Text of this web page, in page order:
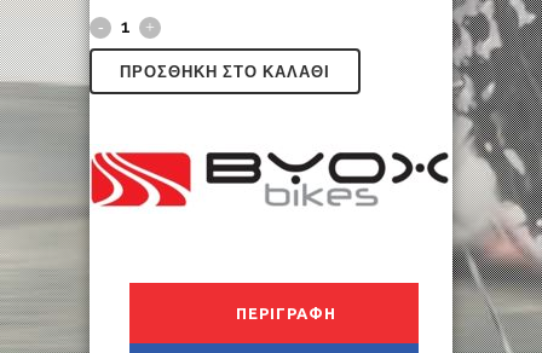
ΠΡΟΣΘΉΚΗ ΣΤΟ ΚΑΛΆΘΙ
ΠΕΡΙΓΡΑΦΉ